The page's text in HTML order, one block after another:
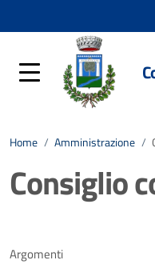
Home / Amministrazione /
Consiglio
Argomenti